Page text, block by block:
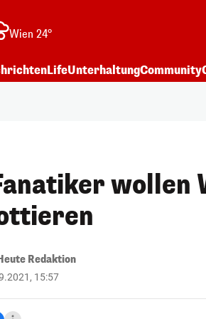
Wien 24°
LifeUnterhaltungCommunity
wollen
Redaktion
15:57